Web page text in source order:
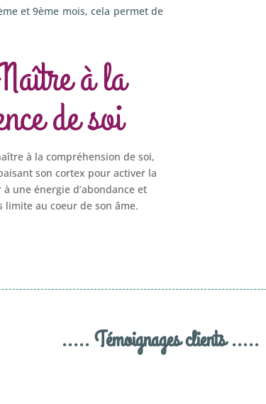
et 9ème mois, cela permet de
à la
de soi
à la compréhension de soi,
son cortex pour activer la
une énergie d’abondance et
limite au coeur de son âme.
..... Témoignages clients .....